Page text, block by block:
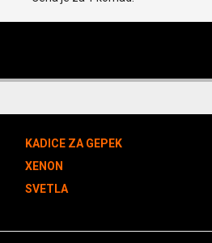
KADICE ZA GEPEK
XENON
SVETLA